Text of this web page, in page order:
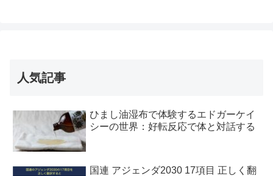
人気記事
ひまし油湿布で体験するエドガーケイ
シーの世界：好転反応で体と対話する
国連 アジェンダ2030 17項目 正しく翻